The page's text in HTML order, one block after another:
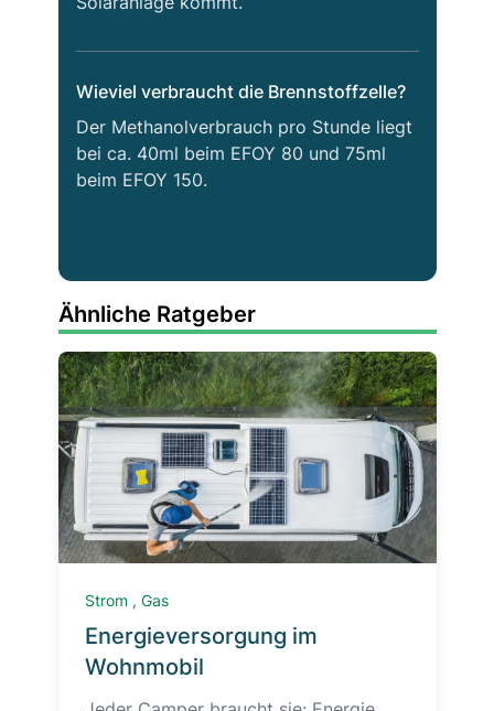
Wieviel verbraucht die Brennstoffzelle?
Der Methanolverbrauch pro Stunde liegt
bei ca. 40ml beim EFOY 80 und 75ml
beim EFOY 150.
Ähnliche Ratgeber
Strom , Gas
Energieversorgung im
Wohnmobil